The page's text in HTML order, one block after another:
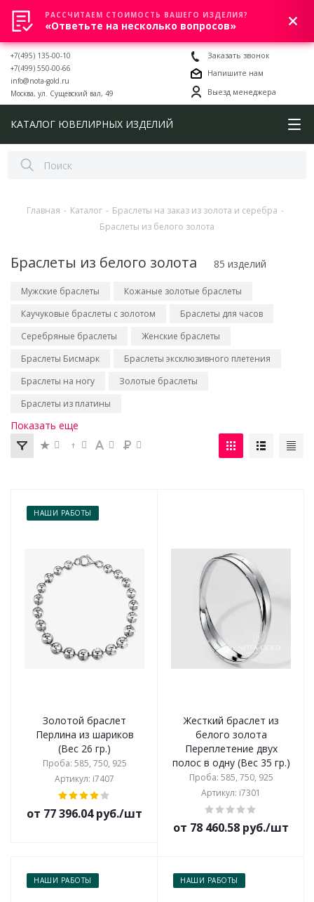
0
+7(495) 135-00-10
+7(499) 550-00-66
info@nota-gold.ru
Москва, ул. Сущевский вал, 49
Заказать звонок
Напишите нам
Выезд менеджера
КАТАЛОГ ЮВЕЛИРНЫХ ИЗДЕЛИЙ
Главная - Каталог - Браслеты на заказ из золота и серебра -
Браслеты из белого золота
Браслеты из белого золота 85 изделий
Мужские браслеты
Кожаные золотые браслеты
Каучуковые браслеты с золотом
Браслеты для часов
Серебряные браслеты
Женские браслеты
Браслеты Бисмарк
Браслеты эксклюзивного плетения
Браслеты на ногу
Золотые браслеты
Браслеты из платины
Показать еще
НАШИ РАБОТЫ
Золотой браслет
Перлина из шариков
(Вес 26 гр.)
Проба: 585, 750, 925
Артикул: i7407
от 77 396.04 руб./шт
Жесткий браслет из
белого золота
Переплетение двух
полос в одну (Вес 35 гр.)
Проба: 585, 750, 925
Артикул: i7301
от 78 460.58 руб./шт
НАШИ РАБОТЫ НАШИ РАБОТЫ
РАССЧИТАЕМ СТОИМОСТЬ ВАШЕГО ИЗДЕЛИЯ?
«Ответьте на несколько вопросов»